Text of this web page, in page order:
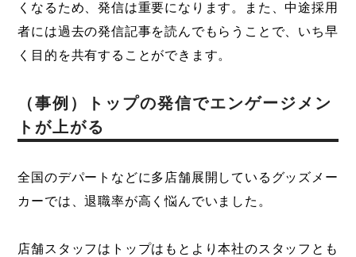
くなるため、発信は重要になります。また、中途採用
者には過去の発信記事を読んでもらうことで、いち早
く目的を共有することができます。
（事例）トップの発信でエンゲージメン
トが上がる
全国のデパートなどに多店舗展開しているグッズメー
カーでは、退職率が高く悩んでいました。
店舗スタッフはトップはもとより本社のスタッフとも